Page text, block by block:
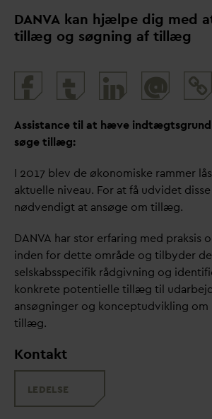
DANVA kan hjælpe dig med
tillæg og søgning af tillæg
@
Assistance til at hæve
søge tillæg:
I 2017 blev de økonomiske rammer
aktuelle niveau. For at få udvidet
nødvendigt at ansøge om tillæg.
DANVA har stor erfaring med praksis
inden for dette område og tilbyder
selskabsspecifik rådgivning og
konkrete potentielle tillæg til ud
ansøgninger og koncept­ud­vikling om
tillæg.
Kontakt
LEDELSE